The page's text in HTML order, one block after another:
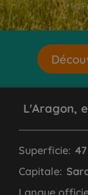
©
L'Aragon,
Superficie:
Capitale:
Langue